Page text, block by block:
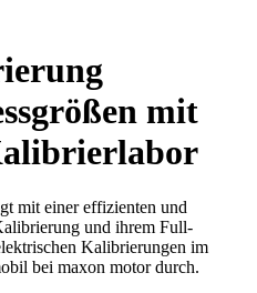
mit
mit einer effizienten und
und ihrem Full-
Kalibrierungen im
bei maxon motor durch.